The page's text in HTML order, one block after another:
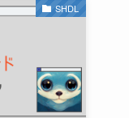
SHDL